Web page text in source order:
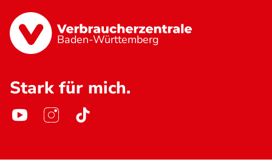
Baden-Württemberg
Stark für mich.